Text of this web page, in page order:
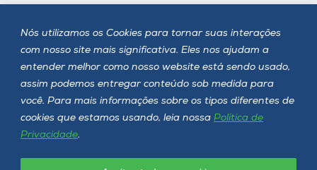
Nós utilizamos os Cookies para tornar suas interações
com nosso site mais significativa. Eles nos ajudam a
entender melhor como nosso website está sendo usado,
assim podemos entregar conteúdo sob medida para
você. Para mais informações sobre os tipos diferentes de
cookies que estamos usando, leia nossa Política de
Privacidade.
Siga a Unoesc